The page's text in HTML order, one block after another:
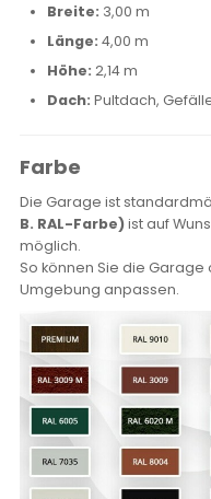
Breite: 3,00 m
Länge: 4,00 m
Höhe: 2,14 m
Dach: Pultdach,
Farbe
Die Garage ist
B. RAL-Farbe)ist auf
möglich.
So können Sie die
Umgebung anpassen.